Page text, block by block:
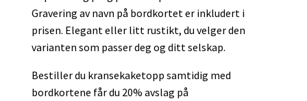
Gravering av navn på bordkortet er inkludert i
prisen. Elegant eller litt rustikt, du velger den
varianten som passer deg og ditt selskap.
Bestiller du kransekaketopp samtidig med
bordkortene får du 20% avslag på